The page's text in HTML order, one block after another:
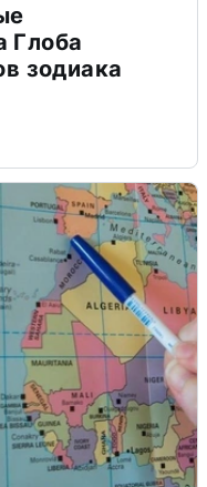
Глоба
зодиака